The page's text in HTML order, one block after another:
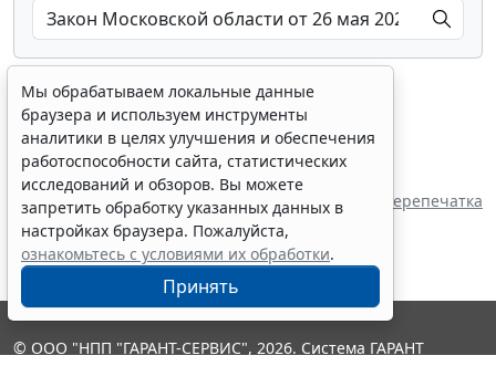
Показать все материалы
Источник: Московская областная Дума Перепечатка
Мы обрабатываем локальные данные
браузера и используем инструменты
аналитики в целях улучшения и обеспечения
работоспособности сайта, статистических
исследований и обзоров. Вы можете
запретить обработку указанных данных в
настройках браузера. Пожалуйста,
ознакомьтесь с условиями их обработки.
Принять
© ООО "НПП "ГАРАНТ-СЕРВИС", 2026. Система ГАРАНТ